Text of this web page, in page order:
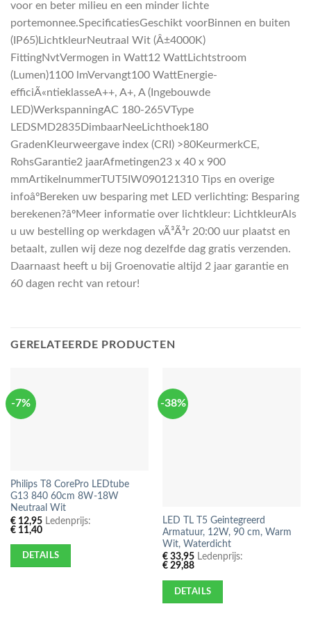
voor en beter milieu en een minder lichte
portemonnee.SpecificatiesGeschikt voorBinnen en buiten
(IP65)LichtkleurNeutraal Wit (Â±4000K)
FittingNvtVermogen in Watt12 WattLichtstroom
(Lumen)1100 lmVervangt100 WattEnergie-
efficiÃ«ntieklasseA++, A+, A (Ingebouwde
LED)WerkspanningAC 180-265VType
LEDSMD2835DimbaarNeeLichthoek180
GradenKleurweergave index (CRI) >80KeurmerkCE,
RohsGarantie2 jaarAfmetingen23 x 40 x 900
mmArtikelnummerTUT5IW090121310 Tips en overige
infoâºBereken uw besparing met LED verlichting: Besparing
berekenen?âºMeer informatie over lichtkleur: LichtkleurAls
u uw bestelling op werkdagen vÃ³Ã³r 20:00 uur plaatst en
betaalt, zullen wij deze nog dezelfde dag gratis verzenden.
Daarnaast heeft u bij Groenovatie altijd 2 jaar garantie en
60 dagen recht van retour!
GERELATEERDE PRODUCTEN
-7%
Philips T8 CorePro LEDtube
G13 840 60cm 8W-18W
Neutraal Wit
€12,95Ledenprijs:
€11,40
DETAILS
-38%
LED TL T5 Geintegreerd
Armatuur, 12W, 90 cm, Warm
Wit, Waterdicht
€33,95Ledenprijs:
€29,88
DETAILS